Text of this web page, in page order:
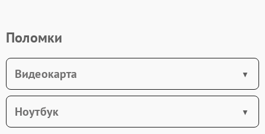
Поломки
Видеокарта
Ноутбук